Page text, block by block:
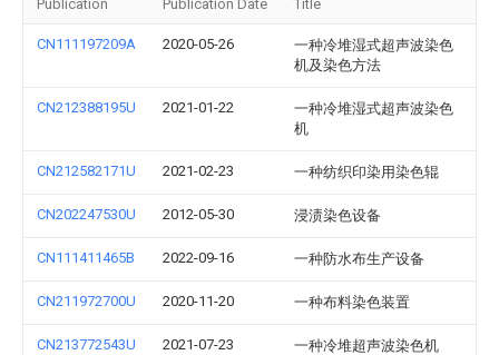
Publication Publication Date Title
CN111197209A 2020-05-26
一种冷堆湿式超声波染色
机及染色方法
CN212388195U 2021-01-22
一种冷堆湿式超声波染色
机
CN212582171U 2021-02-23 一种纺织印染用染色辊
CN202247530U 2012-05-30 浸渍染色设备
CN111411465B 2022-09-16 一种防水布生产设备
CN211972700U 2020-11-20 一种布料染色装置
CN213772543U 2021-07-23 一种冷堆超声波染色机